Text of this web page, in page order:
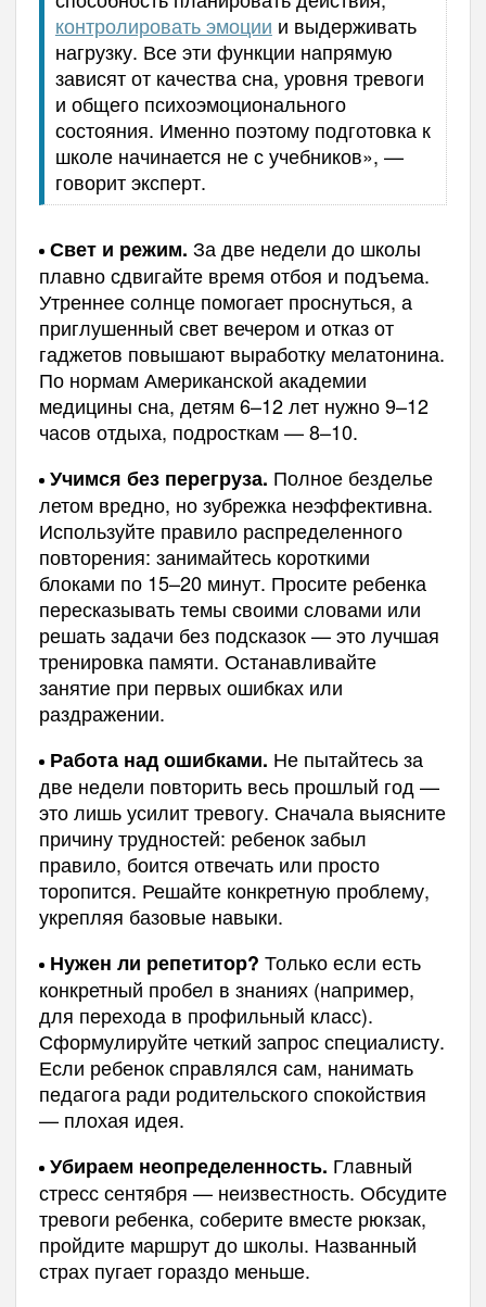
контролировать эмоции и выдерживать
нагрузку. Все эти функции напрямую
зависят от качества сна, уровня тревоги
и общего психоэмоционального
состояния. Именно поэтому подготовка к
школе начинается не с учебников», —
говорит эксперт.
Свет и режим. За две недели до школы
плавно сдвигайте время отбоя и подъема.
Утреннее солнце помогает проснуться, а
приглушенный свет вечером и отказ от
гаджетов повышают выработку мелатонина.
По нормам Американской академии
медицины сна, детям 6–12 лет нужно 9–12
часов отдыха, подросткам — 8–10.
Учимся без перегруза. Полное безделье
летом вредно, но зубрежка неэффективна.
Используйте правило распределенного
повторения: занимайтесь короткими
блоками по 15–20 минут. Просите ребенка
пересказывать темы своими словами или
решать задачи без подсказок — это лучшая
тренировка памяти. Останавливайте
занятие при первых ошибках или
раздражении.
Работа над ошибками. Не пытайтесь за
две недели повторить весь прошлый год —
это лишь усилит тревогу. Сначала выясните
причину трудностей: ребенок забыл
правило, боится отвечать или просто
торопится. Решайте конкретную проблему,
укрепляя базовые навыки.
Нужен ли репетитор? Только если есть
конкретный пробел в знаниях (например,
для перехода в профильный класс).
Сформулируйте четкий запрос специалисту.
Если ребенок справлялся сам, нанимать
педагога ради родительского спокойствия
— плохая идея.
Убираем неопределенность. Главный
стресс сентября — неизвестность. Обсудите
тревоги ребенка, соберите вместе рюкзак,
пройдите маршрут до школы. Названный
страх пугает гораздо меньше.